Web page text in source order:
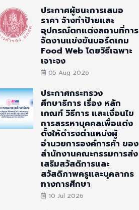
ประกาศผู้ชนะการเสนอ
ราคา จ้างทำป้ายและ
อุปกรณ์ตกแต่งสถานที่การ
จัดงานแข่งขันบอร์ดเกม
Food Web โดยวิธีเฉพาะ
เจาะจง
05 Aug 2026
ประกาศกระทรวง
ศึกษาธิการ เรื่อง หลัก
เกณฑ์ วิธีการ และเงื่อนไข
การสรรหาบุคคลเพื่อแต่ง
ตั้งให้ดำรงตำแหน่งผู้
อำนวยการองค์การค้า ของ
สำนักงานคณะกรรมการส่ง
เสริมสวัสดิการและ
สวัสดิภาพครูและบุคลากร
ทางการศึกษา
10 Jul 2026